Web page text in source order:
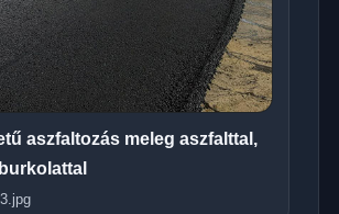
aszfaltozás meleg aszfalttal,